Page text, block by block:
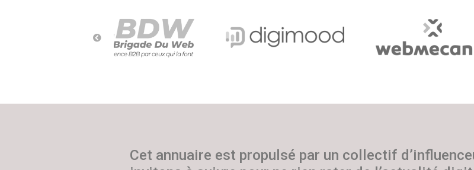
Cet annuaire est propulsé par un collectif